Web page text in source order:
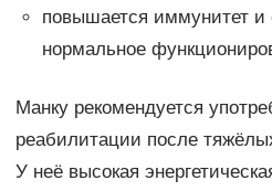
повышается иммунитет и
нормальное
Манку рекомендуется
реабилитации после
У неё высокая